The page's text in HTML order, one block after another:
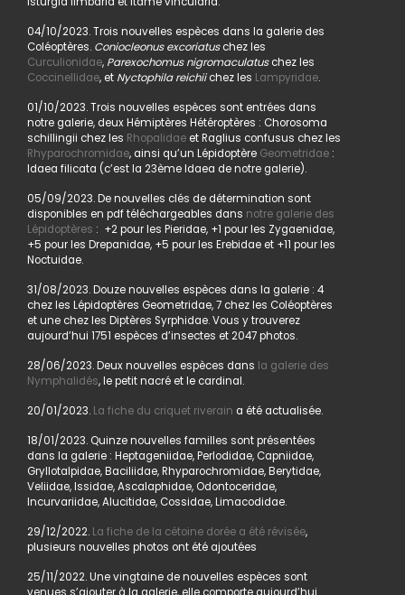
04/10/2023. Trois nouvelles espèces dans la galerie des
Coléoptères. Coniocleonus excoriatuschez les
Curculionidae, Parexochomus nigromaculatuschez les
Coccinellidae, et Nyctophila reichiichez les Lampyridae.
01/10/2023. Trois nouvelles espèces sont entrées dans
notre galerie, deux Hémiptères Hétéroptères : Chorosoma
schillingii chez les Rhopalidaeet Raglius confusus chez les
Rhyparochromidae, ainsi qu’un Lépidoptère Geometridae:
Idaea filicata (c’est la 23ème Idaea de notre galerie).
05/09/2023. De nouvelles clés de détermination sont
disponibles en pdf téléchargeables dans notre galerie des
Lépidoptères : +2 pour les Pieridae, +1 pour les Zygaenidae,
+5 pour les Drepanidae, +5 pour les Erebidae et +11 pour les
Noctuidae.
31/08/2023. Douze nouvelles espèces dans la galerie : 4
chez les Lépidoptères Geometridae, 7 chez les Coléoptères
et une chez les Diptères Syrphidae. Vous y trouverez
aujourd’hui 1751 espèces d’insectes et 2047 photos.
28/06/2023. Deux nouvelles espèces dans la galerie des
Nymphalidés, le petit nacré et le cardinal.
20/01/2023. La fiche du criquet riverain a été actualisée.
18/01/2023. Quinze nouvelles familles sont présentées
dans la galerie : Heptageniidae, Perlodidae, Capniidae,
Gryllotalpidae, Baciliidae, Rhyparochromidae, Berytidae,
Veliidae, Issidae, Ascalaphidae, Odontoceridae,
Incurvariidae, Alucitidae, Cossidae, Limacodidae.
29/12/2022. La fiche de la cétoine dorée a été révisée,
plusieurs nouvelles photos ont été ajoutées
25/11/2022. Une vingtaine de nouvelles espèces sont
venues s’ajouter à la galerie, elle comporte aujourd’hui